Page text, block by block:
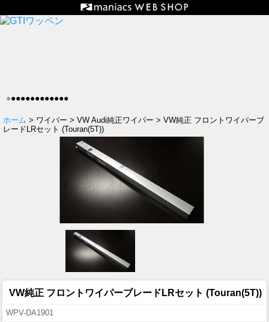
●●●●●●●●●●●●●
ホーム > ワイパー > VW Audi純正ワイパー > VW純正 フロントワイパーブ
レードLRセット (Touran(5T))
VW純正 フロントワイパーブレードLRセット (Touran(5T))
WPV-DA1901